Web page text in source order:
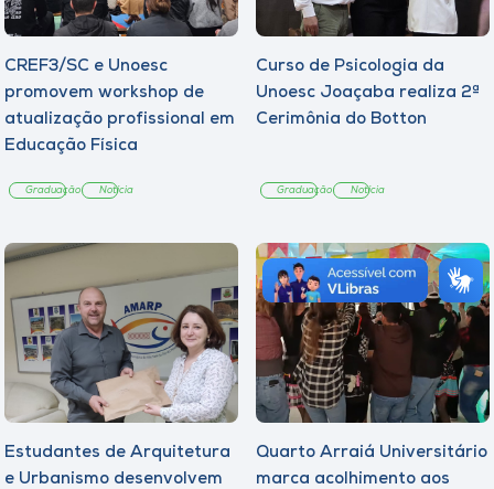
CREF3/SC e Unoesc
promovem workshop de
atualização profissional em
Educação Física
Graduação Notícia
Curso de Psicologia da
Unoesc Joaçaba realiza 2ª
Cerimônia do Botton
Graduação Notícia
Estudantes de Arquitetura
e Urbanismo desenvolvem
Quarto Arraiá Universitário
marca acolhimento aos